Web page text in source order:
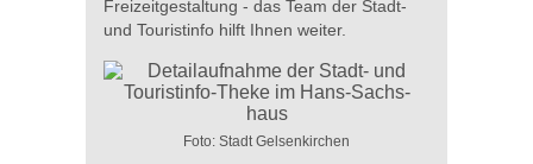
Freizeitgestaltung - das Team der Stadt-
und Touristinfo hilft Ihnen weiter.
Foto: Stadt Gelsenkirchen